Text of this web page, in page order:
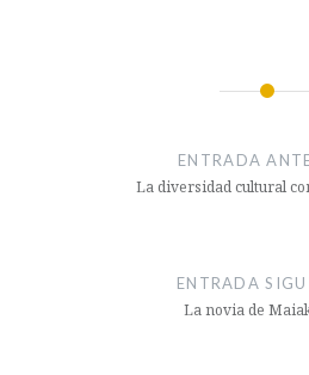
ENTRADA
La diversidad cultural
ENTRADA
La novia de